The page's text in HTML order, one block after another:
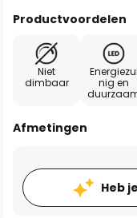
Productvoordelen
Niet
dimbaar
Energiezui
nig en
Afmetingen
Heb